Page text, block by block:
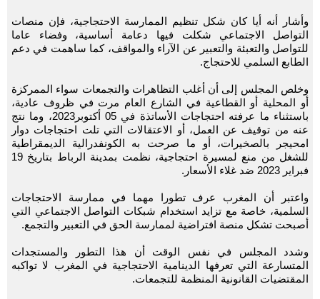
وأشار أنه أيا كان شكل تنظيم الممارسة الاحتجاجية، فإن منصات
التواصل الاجتماعي شكلت فيها دعامة أساسية، وفضاء عاما
للتواصل والتعبئة والتعبير عن الآراء والمواقف، كما ساهمت في دعم
الطابع السلمي للاحتجاج.
وخلص المجلس إلى أن أغلب التظاهرات والتجمعات سواء الممركزة
أو المحلية أو القطاعية في الشارع العام مرت في ظروف عادية،
باستثناء ما عرفته احتجاجات الأساتذة في 05 أكتوبر2023، وما نتج
عنه من توقيف عن العمل، أو الاعتقالات التي تلت احتجاجات دوار
امحيجر بالصخيرات، أو ما صرحت به الكونفدرالية الديمقراطية
للشغل من منع لمسيرة احتجاجية، نظمت بمدينة الرباط بتاريخ 19
فبراير 2023 ضد غلاء الأسعار.
واعتبر أن المغرب عرف تطورا مهما في ممارسة الاحتجاجات
السلمية، خاصة مع تزايد استخدام شبكات التواصل الاجتماعي التي
أصبحت تشكل منصة افتراضية لممارسة الحق في التعبير والتجمع.
وشدد المجلس في نفس الوقت أن هذا التطور والمستجدات
المتسارعة التي تعرفها الدينامية الاحتجاجية في المغرب لا تواكبه
المقتضيات القانونية المنظمة للتجمعات.